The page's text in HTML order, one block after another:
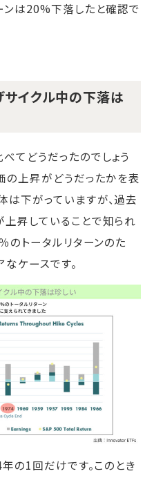
ンは20%下落したと確認で
イクル中の下落は
てどうだったのでしょう
の上昇がどうだったかを表
は下がっていますが、過去
昇していることで知られ
のトータルリターンのた
ケースです。
の1回だけです。このとき